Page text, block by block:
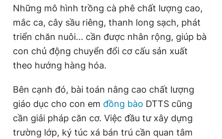
Những mô hình trồng cà phê chất lượng cao,
mắc ca, cây sầu riêng, thanh long sạch, phát
triển chăn nuôi... cần được nhân rộng, giúp bà
con chủ động chuyển đổi cơ cấu sản xuất
theo hướng hàng hóa.
Bên cạnh đó, bài toán nâng cao chất lượng
giáo dục cho con em đồng bào DTTS cũng
cần giải pháp căn cơ. Việc đầu tư xây dựng
trường lớp, ký túc xá bán trú cần quan tâm